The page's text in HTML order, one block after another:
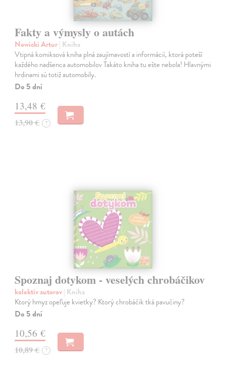
Fakty a výmysly o autách
Nowicki Artur| Kniha
Vtipná komiksová kniha plná zaujímavostí a informácií, ktorá poteší
každého nadšenca automobilov Takáto kniha tu ešte nebola! Hlavnými
hrdinami sú totiž automobily.
Do 5 dní
13,48 €
13,90 € ?
Spoznaj dotykom - veselých chrobáčikov
kolektív autorov| Kniha
Ktorý hmyz opeľuje kvietky? Ktorý chrobáčik tká pavučiny?
Do 5 dní
10,56 €
10,89 € ?